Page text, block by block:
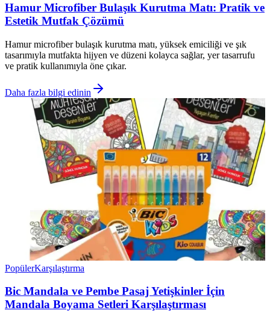
Hamur Microfiber Bulaşık Kurutma Matı: Pratik ve
Estetik Mutfak Çözümü
Hamur microfiber bulaşık kurutma matı, yüksek emiciliği ve şık
tasarımıyla mutfakta hijyen ve düzeni kolayca sağlar, yer tasarrufu
ve pratik kullanımıyla öne çıkar.
Daha fazla bilgi edinin
PopülerKarşılaştırma
Bic Mandala ve Pembe Pasaj Yetişkinler İçin
Mandala Boyama Setleri Karşılaştırması